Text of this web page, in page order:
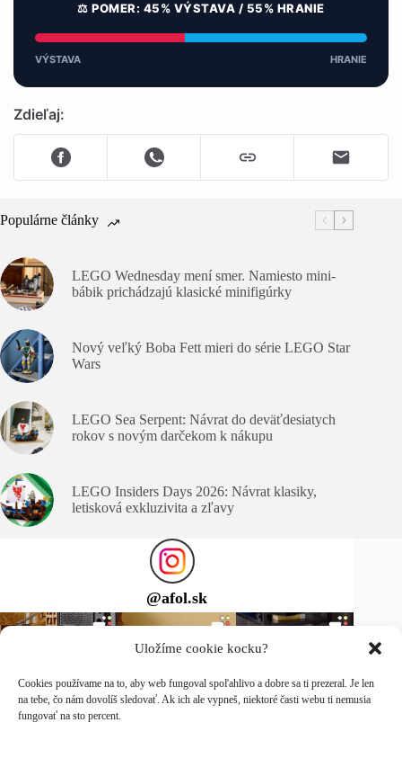
Uložíme cookie kocku?
Cookies používame na to, aby web fungoval spoľahlivo a dobre sa ti prezeral. Je len
na tebe, čo nám dovolíš sledovať. Ak ich ale vypneš, niektoré časti webu ti nemusia
fungovať na sto percent.
⚖️ POMER: 45% VÝSTAVA / 55% HRANIE
VÝSTAVA HRANIE
Zdieľaj:
Populárne články
LEGO Wednesday mení smer. Namiesto mini-
bábik prichádzajú klasické minifigúrky
Nový veľký Boba Fett mieri do série LEGO Star
Wars
LEGO Sea Serpent: Návrat do deväťdesiatych
rokov s novým darčekom k nákupu
LEGO Insiders Days 2026: Návrat klasiky,
letisková exkluzivita a zľavy
@afol.sk